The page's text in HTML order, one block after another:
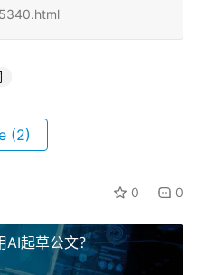
(2)
0 0
AI起草公文？